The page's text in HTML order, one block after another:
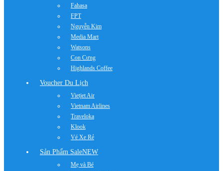
Fahasa
FPT
Nguyễn Kim
Media Mart
Watsons
Con Cưng
Highlands Coffee
Voucher Du Lịch
Vietjet Air
Vietnam Airlines
Traveloka
Klook
Vé Xe Rẻ
Sản Phẩm SaleNEW
Mẹ và Bé